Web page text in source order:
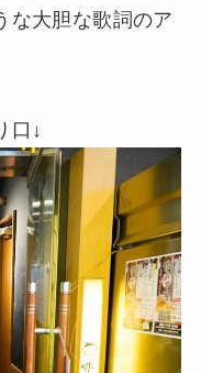
な大胆な歌詞のア
口↓